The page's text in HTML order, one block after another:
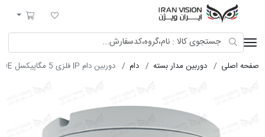
لیست مورد علاقه
سبد خرید
صفحه اصلی دوربین مدار بسته دام دوربین دام IP فلزی 5 مگاپیکسل POE با لنز 3.6 استارلایت شب رنگی میکروفون داخلی